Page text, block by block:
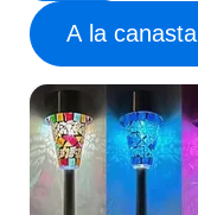
A la canasta